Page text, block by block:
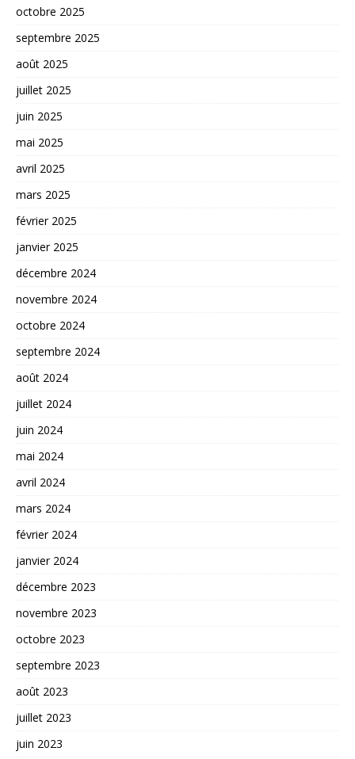
octobre 2025
septembre 2025
août 2025
juillet 2025
juin 2025
mai 2025
avril 2025
mars 2025
février 2025
janvier 2025
décembre 2024
novembre 2024
octobre 2024
septembre 2024
août 2024
juillet 2024
juin 2024
mai 2024
avril 2024
mars 2024
février 2024
janvier 2024
décembre 2023
novembre 2023
octobre 2023
septembre 2023
août 2023
juillet 2023
juin 2023